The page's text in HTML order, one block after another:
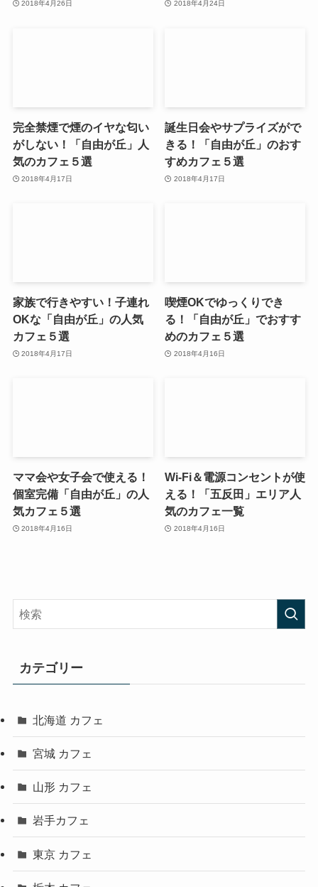
2018年4月26日 2018年4月24日
完全禁煙で煙のイヤな匂い
がしない！「自由が丘」人
気のカフェ５選
2018年4月17日
誕生日会やサプライズがで
きる！「自由が丘」のおす
すめカフェ５選
2018年4月17日
家族で行きやすい！子連れ
OKな「自由が丘」の人気
カフェ５選
2018年4月17日
喫煙OKでゆっくりでき
る！「自由が丘」でおすす
めのカフェ５選
2018年4月16日
ママ会や女子会で使える！
個室完備「自由が丘」の人
気カフェ５選
2018年4月16日
Wi-Fi＆電源コンセントが使
える！「五反田」エリア人
気のカフェ一覧
2018年4月16日
カテゴリー
北海道 カフェ
宮城 カフェ
山形 カフェ
岩手カフェ
東京 カフェ